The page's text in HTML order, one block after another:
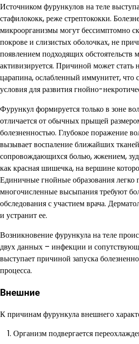
Источником фурункулов на теле
стафилококк, реже стрептококки.
микроорганизмы могут бессимптомно
покрове и слизистых оболочках, не
появлением подходящих обстоятельств
активизируется. Причиной может стать
царапина, ослабленный иммунитет, что
условия для развития гнойно-
Фурункул формируется только в зоне
отличается от обычных прыщей
болезненностью. Глубокое поражение
вызывает воспаление ближайших
сопровождающихся болью, жжением,
как красная шишечка, на вершине
Единичные гнойные образования легко
многочисленные высыпания требуют
обследования с участием врача.
и устранит ее.
Возникновение фурункула на теле
двух данных – инфекции и
выступает причиной запуска
процесса.
Внешние
К причинам фурункула внешнего
Организм подвергается